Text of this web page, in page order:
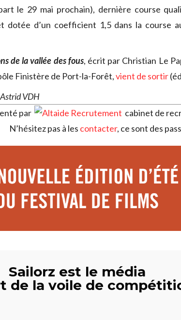
le 29 mai prochain), dernière course
dotée d’un coefficient 1,5 dans la course
de la vallée des fous, écrit par Christian Le
Finistère de Port-la-Forêt,vient de sortir
VDH
par
cabinet de
N’hésitez pas à les contacter, ce sont des
Sailorz est le média
de la voile de